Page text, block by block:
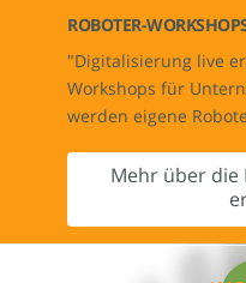
ROBOTER-
"Digitalisierung live
Workshops für
werden eigene
Mehr über die